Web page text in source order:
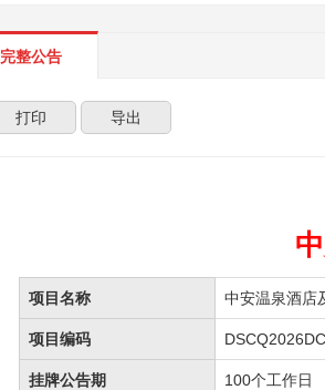
完整公告
打印 导出
项目名称 中安温泉酒店
项目编码
挂牌公告期 100个工作日